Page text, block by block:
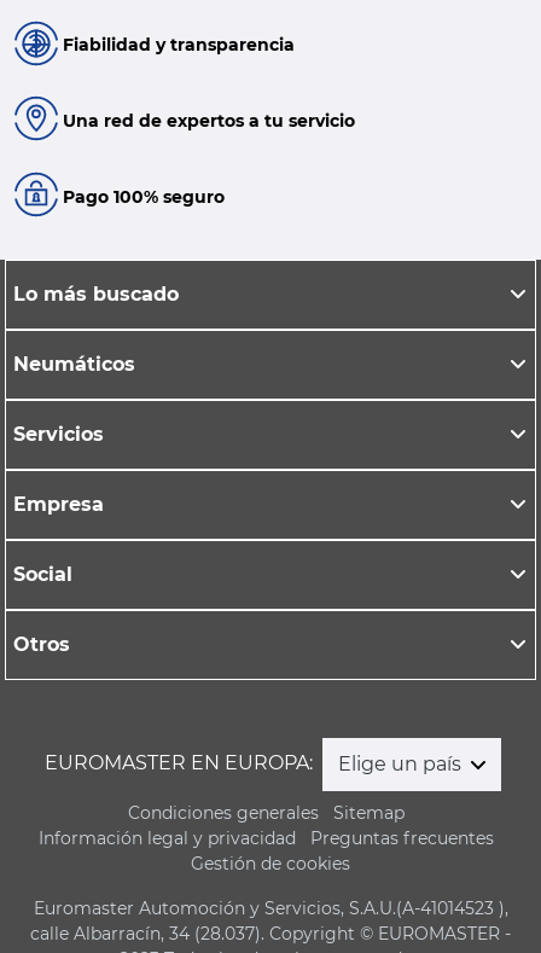
Fiabilidad y transparencia
Una red de expertos a tu servicio
Pago 100% seguro
Lo más buscado
Neumáticos
Servicios
Empresa
Social
Otros
EUROMASTER EN EUROPA: Elige un país
Condiciones generales
Sitemap
Información legal y privacidad
Preguntas frecuentes
Gestión de cookies
Euromaster Automoción y Servicios, S.A.U.(A-41014523 ),
calle Albarracín, 34 (28.037). Copyright © EUROMASTER -